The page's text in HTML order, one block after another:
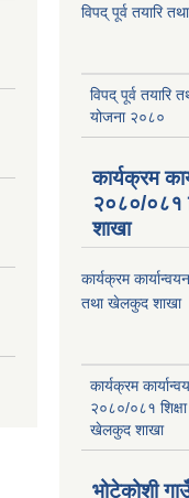
विपद् पूर्व तयारि
विपद् पूर्व तयारि
योजना २०८०
कार्यक्रम
२०८०/०८१
शाखा
कार्यक्रम
तथा खेलकुद शाखा
कार्यक्रम
२०८०/०८१
खेलकुद शाखा
भोटेकोशी